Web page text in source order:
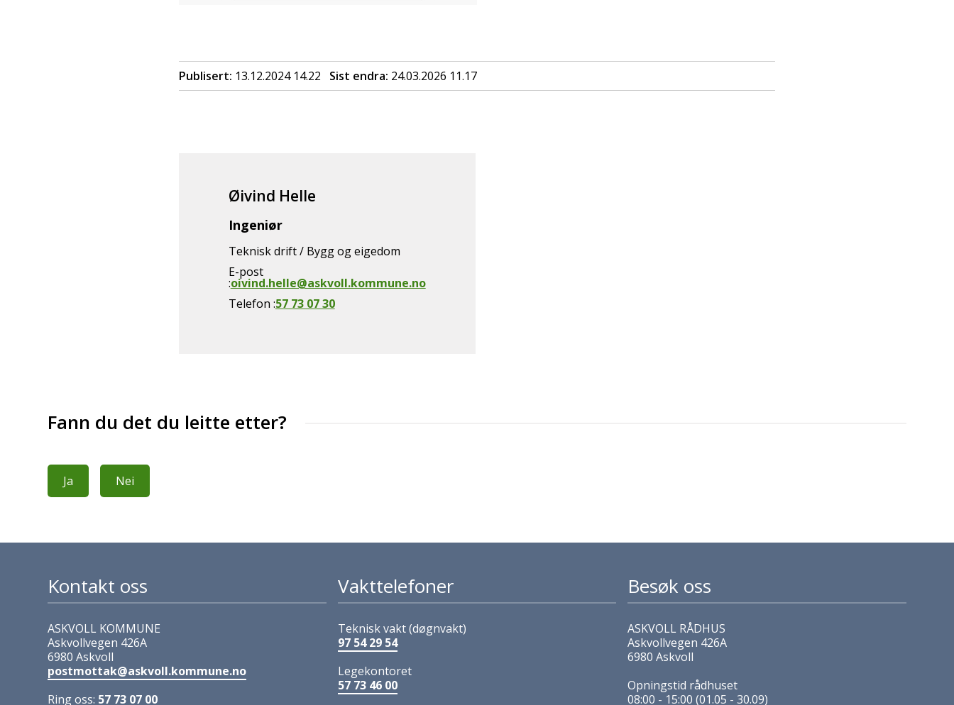
Publisert 13.12.2024 14.22 Sist endra 24.03.2026 11.17
Øivind Helle
Ingeniør
Teknisk drift / Bygg og eigedom
E-post
oivind.helle@askvoll.kommune.no
Telefon 57 73 07 30
Fann du det du leitte etter?
Ja Nei
Kontakt oss
ASKVOLL KOMMUNE
Askvollvegen 426A
6980 Askvoll
postmottak@askvoll.kommune.no
Ring oss: 57 73 07 00
Vakttelefoner
Teknisk vakt (døgnvakt)
97 54 29 54
Legekontoret
57 73 46 00
Besøk oss
ASKVOLL RÅDHUS
Askvollvegen 426A
6980 Askvoll
Opningstid rådhuset
08:00 - 15:00 (01.05 - 30.09)